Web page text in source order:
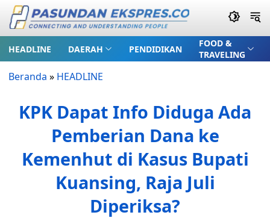
HEADLINE DAERAH PENDIDIKAN
FOOD &
TRAVELING
Beranda » HEADLINE
KPK Dapat Info Diduga Ada
Pemberian Dana ke
Kemenhut di Kasus Bupati
Kuansing, Raja Juli
Diperiksa?